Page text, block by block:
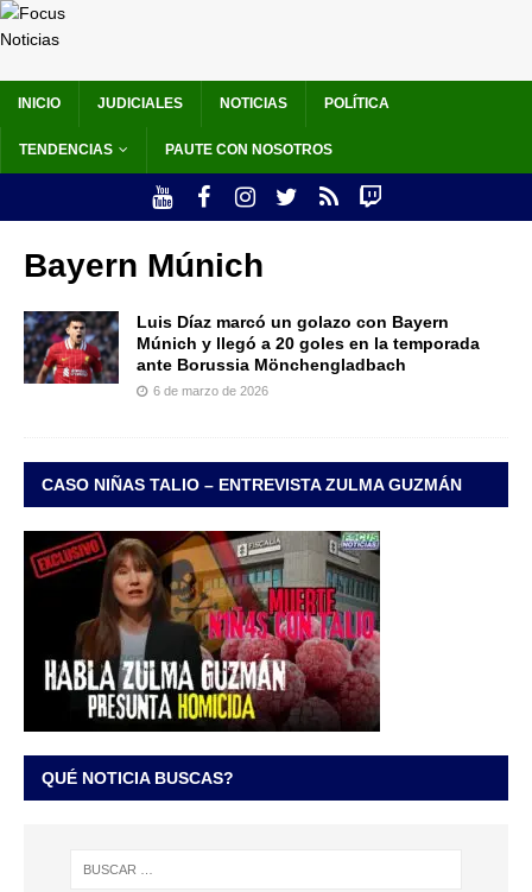
INICIO JUDICIALES NOTICIAS POLÍTICA
TENDENCIAS PAUTE CON NOSOTROS
Bayern Múnich
Luis Díaz marcó un golazo con Bayern
Múnich y llegó a 20 goles en la temporada
ante Borussia Mönchengladbach
6 de marzo de 2026
CASO NIÑAS TALIO – ENTREVISTA ZULMA GUZMÁN
QUÉ NOTICIA BUSCAS?